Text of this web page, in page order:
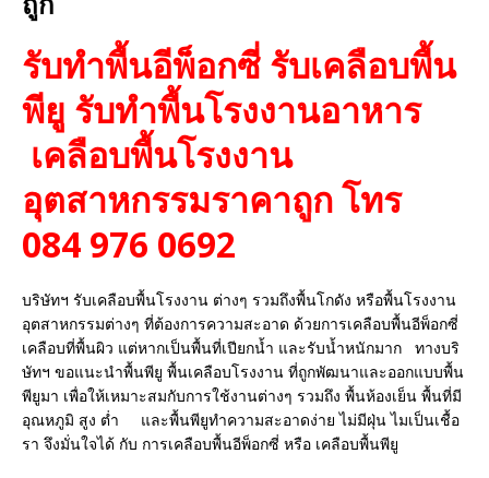
รับทำพื้นอีพ็อกซี่ รับเคลือบพื้น
พียู รับทำพื้นโรงงานอาหาร
เคลือบพื้นโรงงาน
อุตสาหกรรมราคาถูก โทร
084 976 0692
บริษัทฯ รับเคลือบพื้นโรงงาน ต่างๆ รวมถึงพื้นโกดัง หรือพื้นโรงงาน
อุตสาหกรรมต่างๆ ที่ต้องการความสะอาด ด้วยการเคลือบพื้นอีพ็อกซี่
เคลือบที่พื้นผิว แต่หากเป็นพื้นที่เปียกน้ำ และรับน้ำหนักมาก ทางบริ
ษัทฯ ขอแนะนำพื้นพียู พื้นเคลือบโรงงาน ที่ถูกพัฒนาและออกแบบพื้น
พียูมา เพื่อให้เหมาะสมกับการใช้งานต่างๆ รวมถึง พื้นห้องเย็น พื้นที่มี
อุณหภูมิ สูง ต่ำ และพื้นพียูทำความสะอาดง่าย ไม่มีฝุ่น ไมเป็นเชื้อ
รา จึงมั่นใจได้ กับ การเคลือบพื้นอีพ็อกซี่ หรือ เคลือบพื้นพียู